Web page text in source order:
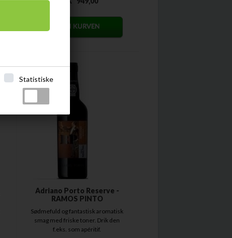
Statistiske
Adriano Porto Reserve -
RAMOS PINTO
Sødmefuld og fantastisk aromatisk
smag med friske toner. Drik den
f.eks. som apéritif.